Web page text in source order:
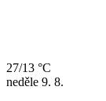
27/13 °C
neděle 9. 8.